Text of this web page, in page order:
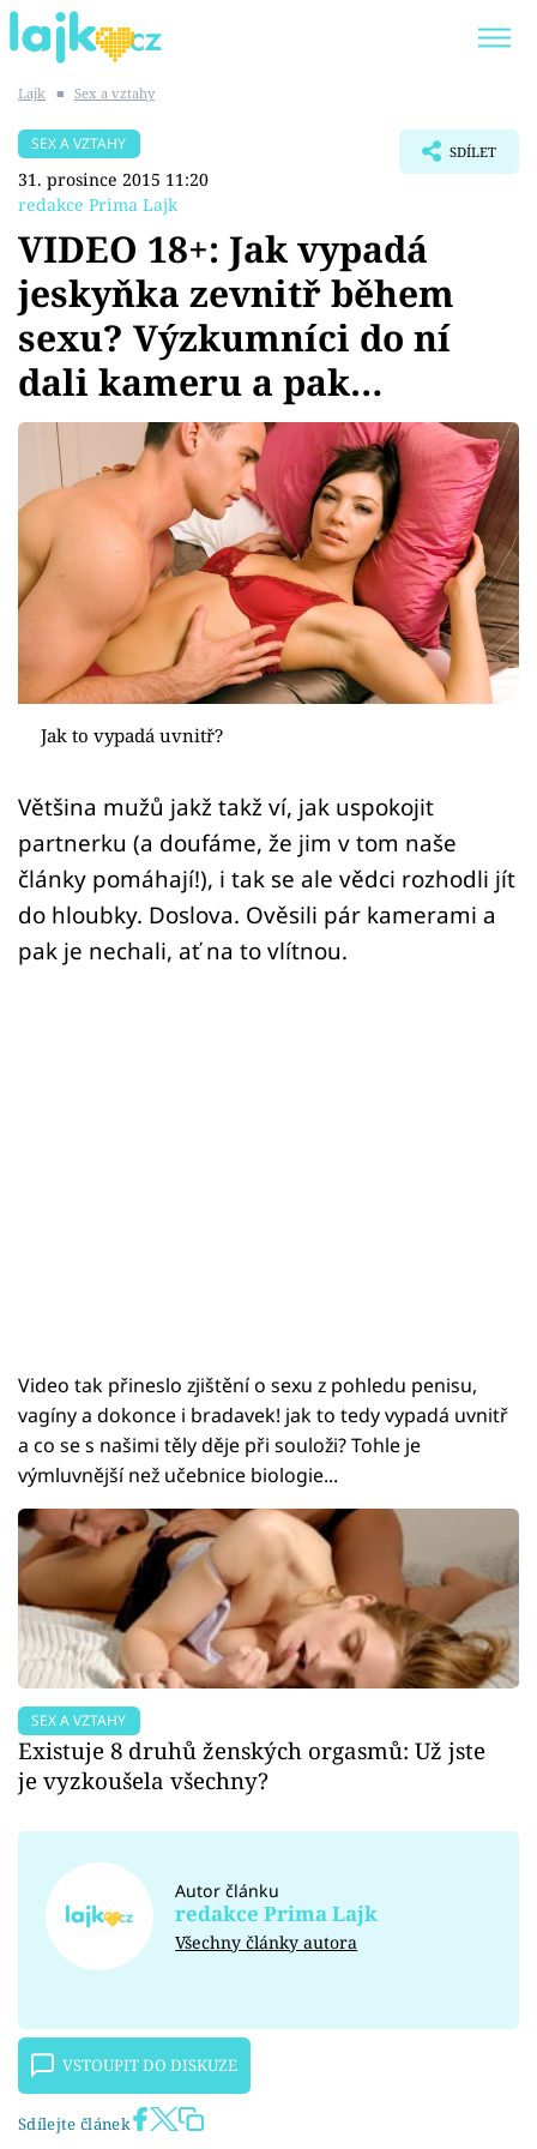
SHOPAHOLICADEL
Témata
Showbyznys
Youtubeři
Virály
Sex a vztahy
Sledujte prima+
Přihlášení
Sledujte nás
Lajk ■ Sex a vztahy
SEX A VZTAHY
31. prosince 2015 11:20
redakce Prima Lajk
SDÍLET
VIDEO 18+: Jak vypadá
jeskyňka zevnitř během
sexu? Výzkumníci do ní
dali kameru a pak…
Jak to vypadá uvnitř?
Většina mužů jakž takž ví, jak uspokojit
partnerku (a doufáme, že jim v tom naše
články pomáhají!), i tak se ale vědci rozhodli jít
do hloubky. Doslova. Ověsili pár kamerami a
pak je nechali, ať na to vlítnou.
Video tak přineslo zjištění o sexu z pohledu penisu,
vagíny a dokonce i bradavek! jak to tedy vypadá uvnitř
a co se s našimi těly děje při souloži? Tohle je
výmluvnější než učebnice biologie...
SEX A VZTAHY
Existuje 8 druhů ženských orgasmů: Už jste
je vyzkoušela všechny?
Autor článku
redakce Prima Lajk
Všechny články autora
VSTOUPIT DO DISKUZE
Sdílejte článek